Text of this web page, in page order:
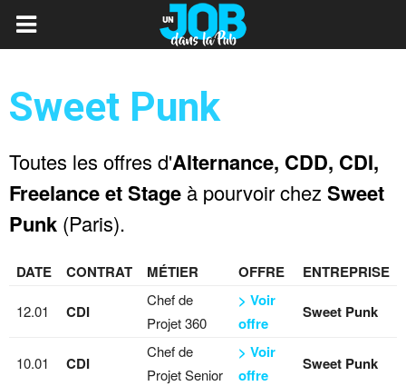
Sweet Punk
Toutes les offres d'Alternance, CDD, CDI,
Freelance et Stage à pourvoir chez Sweet
Punk (Paris).
DATE CONTRAT MÉTIER OFFRE ENTREPRISE
12.01 CDI
Chef de
Projet 360
> Voir
offre
Sweet Punk
10.01 CDI
Chef de
Projet Senior
> Voir
offre
Sweet Punk